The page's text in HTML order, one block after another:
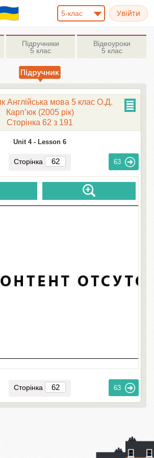
5-клас
Підручники
5 клас
Відеоуроки
5 клас
Англійська мова 5 клас О.Д.
Карп’юк (2005 рік)
Сторінка 62 з 191
Unit 4 - Lesson 6
Сторінка 63
Сторінка 63